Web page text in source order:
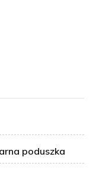
poduszka